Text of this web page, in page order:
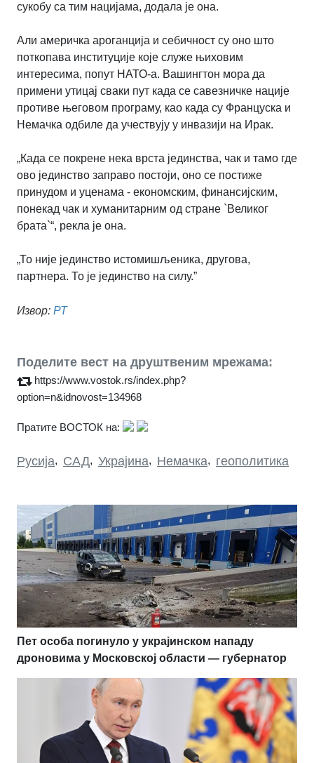
сукобу са тим нацијама, додала је она.
Али америчка ароганција и себичност су оно што
поткопава институције које служе њиховим
интересима, попут НАТО-а. Вашингтон мора да
примени утицај сваки пут када се савезничке нације
противе његовом програму, као када су Француска и
Немачка одбиле да учествују у инвазији на Ирак.
„Када се покрене нека врста јединства, чак и тамо где
ово јединство заправо постоји, оно се постиже
принудом и уценама - економским, финансијским,
понекад чак и хуманитарним од стране `Великог
брата`“, рекла је она.
„То није јединство истомишљеника, другова,
партнера. То је јединство на силу.”
Извор: РТ
Поделите вест на друштвеним мрежама:
https://www.vostok.rs/index.php?
option=n&idnovost=134968
Пратите ВОСТОК на:
Русија, САД, Украјина, Немачка, геополитика
Пет особа погинуло у украјинском нападу
дроновима у Московској области — губернатор